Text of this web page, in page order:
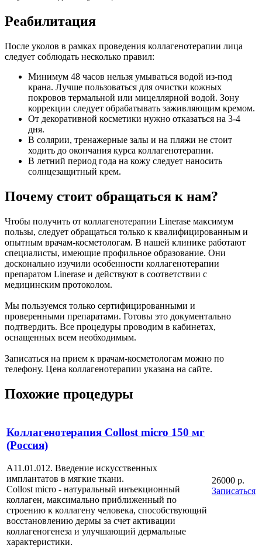
Реабилитация
После уколов в рамках проведения коллагенотерапии лица
следует соблюдать несколько правил:
Минимум 48 часов нельзя умываться водой из-под
крана. Лучше пользоваться для очистки кожных
покровов термальной или мицеллярной водой. Зону
коррекции следует обрабатывать заживляющим кремом.
От декоративной косметики нужно отказаться на 3-4
дня.
В солярии, тренажерные залы и на пляжи не стоит
ходить до окончания курса коллагенотерапии.
В летний период года на кожу следует наносить
солнцезащитный крем.
Почему стоит обращаться к нам?
Чтобы получить от коллагенотерапии Linerase максимум
пользы, следует обращаться только к квалифицированным и
опытным врачам-косметологам. В нашей клинике работают
специалисты, имеющие профильное образование. Они
досконально изучили особенности коллагенотерапии
препаратом Linerase и действуют в соответствии с
медицинским протоколом.
Мы пользуемся только сертифицированными и
проверенными препаратами. Готовы это документально
подтвердить. Все процедуры проводим в кабинетах,
оснащенных всем необходимым.
Записаться на прием к врачам-косметологам можно по
телефону. Цена коллагенотерапии указана на сайте.
Похожие процедуры
Коллагенотерапия Collost micro 150 мг
(Россия)
А11.01.012. Введение искусственных
имплантатов в мягкие ткани.
Collost micro - натуральный инъекционный
коллаген, максимально приближенный по
строению к коллагену человека, способствующий
восстановлению дермы за счет активации
коллагеногенеза и улучшающий дермальные
характеристики.
26000 р.
Записаться